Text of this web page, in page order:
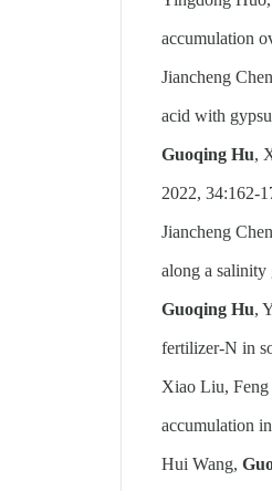
accumulation
Jiancheng
acid with
Guoqing Hu,
2022, 34:162-
Jiancheng
along a
Guoqing Hu,
fertilizer-N in
Xiao Liu, Feng
accumulation
Hui Wang,